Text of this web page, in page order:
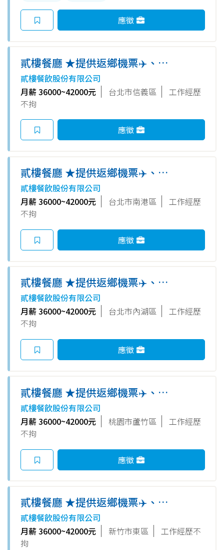
應徵
貳樓餐廳 ★提供返鄉機票✈️、租
屋 補助★ 外場正職/內場正職
（無經驗可）（台北微風南山
店、敦南店）
貳樓餐飲股份有限公司
月薪 36000~42000元
台北市信義區
工作經歷
不拘
應徵
貳樓餐廳 ★提供返鄉機票✈️、租
屋 補助★ 外場正職/內場正職
（無經驗可）（台北南港店）
貳樓餐飲股份有限公司
月薪 36000~42000元
台北市南港區
工作經歷
不拘
應徵
貳樓餐廳 ★提供返鄉機票✈️、租
屋 補助★ 外場正職/內場正職
（無經驗可）（台北西湖店）
貳樓餐飲股份有限公司
月薪 36000~42000元
台北市內湖區
工作經歷
不拘
應徵
貳樓餐廳 ★提供返鄉機票✈️、租
屋 補助★ 外場正職/內場正職
（無經驗可）（桃園台茂店）
貳樓餐飲股份有限公司
月薪 36000~42000元
桃園市蘆竹區
工作經歷
不拘
應徵
貳樓餐廳 ★提供返鄉機票✈️、租
屋 補助★ 外場正職/內場正職
（無經驗可）（新竹巨城店）
貳樓餐飲股份有限公司
月薪 36000~42000元
新竹市東區
工作經歷不
拘